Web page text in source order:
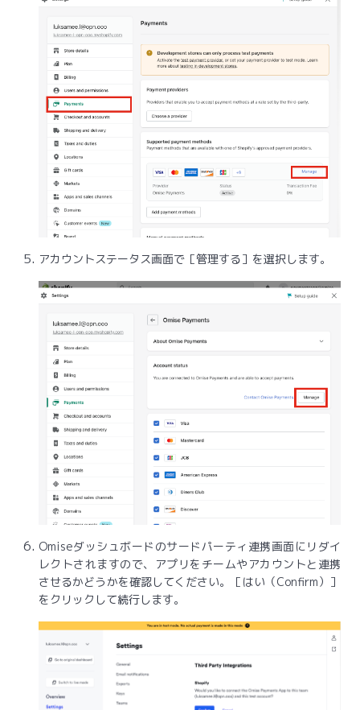
アカウントステータス画面で［管理する］を選択します。
Omiseダッシュボードのサードパーティ連携画面にリダイ
レクトされますので、アプリをチームやアカウントと連携
させるかどうかを確認してください。［はい（Confirm）］
をクリックして続行します。